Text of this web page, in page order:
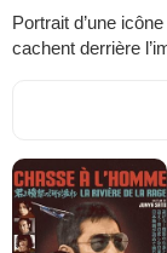
Portrait d’une
cachent derrière